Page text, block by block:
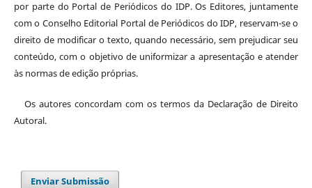
por parte do Portal de Periódicos do IDP. Os Editores, juntamente
com o Conselho Editorial Portal de Periódicos do IDP, reservam-se o
direito de modificar o texto, quando necessário, sem prejudicar seu
conteúdo, com o objetivo de uniformizar a apresentação e atender
às normas de edição próprias.
Os autores concordam com os termos da Declaração de Direito
Autoral.
Enviar Submissão